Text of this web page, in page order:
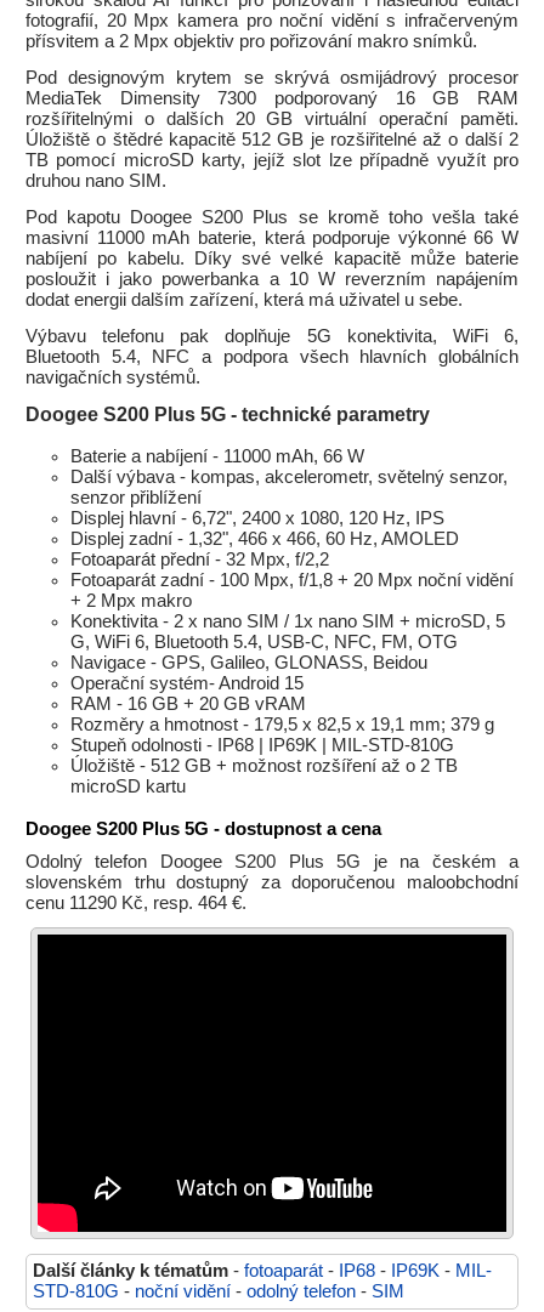
fotografií, 20 Mpx kamera pro noční vidění s infračerveným
přísvitem a 2 Mpx objektiv pro pořizování makro snímků.
Pod designovým krytem se skrývá osmijádrový procesor
MediaTek Dimensity 7300 podporovaný 16 GB RAM
rozšířitelnými o dalších 20 GB virtuální operační paměti.
Úložiště o štědré kapacitě 512 GB je rozšiřitelné až o další 2
TB pomocí microSD karty, jejíž slot lze případně využít pro
druhou nano SIM.
Pod kapotu Doogee S200 Plus se kromě toho vešla také
masivní 11000 mAh baterie, která podporuje výkonné 66 W
nabíjení po kabelu. Díky své velké kapacitě může baterie
posloužit i jako powerbanka a 10 W reverzním napájením
dodat energii dalším zařízení, která má uživatel u sebe.
Výbavu telefonu pak doplňuje 5G konektivita, WiFi 6,
Bluetooth 5.4, NFC a podpora všech hlavních globálních
navigačních systémů.
Doogee S200 Plus 5G - technické parametry
Baterie a nabíjení - 11000 mAh, 66 W
Další výbava - kompas, akcelerometr, světelný senzor,
senzor přiblížení
Displej hlavní - 6,72", 2400 x 1080, 120 Hz, IPS
Displej zadní - 1,32", 466 x 466, 60 Hz, AMOLED
Fotoaparát přední - 32 Mpx, f/2,2
Fotoaparát zadní - 100 Mpx, f/1,8 + 20 Mpx noční vidění
+ 2 Mpx makro
Konektivita - 2 x nano SIM / 1x nano SIM + microSD, 5
G, WiFi 6, Bluetooth 5.4, USB-C, NFC, FM, OTG
Navigace - GPS, Galileo, GLONASS, Beidou
Operační systém- Android 15
RAM - 16 GB + 20 GB vRAM
Rozměry a hmotnost - 179,5 x 82,5 x 19,1 mm; 379 g
Stupeň odolnosti - IP68 | IP69K | MIL-STD-810G
Úložiště - 512 GB + možnost rozšíření až o 2 TB
microSD kartu
Doogee S200 Plus 5G - dostupnost a cena
Odolný telefon Doogee S200 Plus 5G je na českém a
slovenském trhu dostupný za doporučenou maloobchodní
cenu 11290 Kč, resp. 464 €.
Další články k tématům - fotoaparát - IP68 - IP69K - MIL-
STD-810G - noční vidění - odolný telefon - SIM